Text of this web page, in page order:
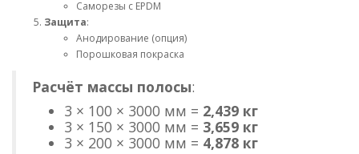
Саморезы с EPDM
Защита:
Анодирование (опция)
Порошковая покраска
Расчёт массы полосы:
3 × 100 × 3000 мм = 2,439 кг
3 × 150 × 3000 мм = 3,659 кг
3 × 200 × 3000 мм = 4,878 кг